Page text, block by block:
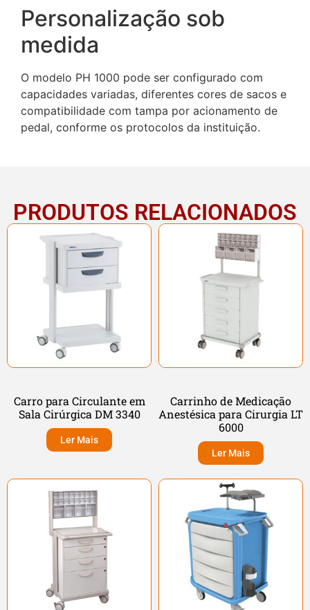
Personalização sob
medida
O modelo PH 1000 pode ser configurado com
capacidades variadas, diferentes cores de sacos e
compatibilidade com tampa por acionamento de
pedal, conforme os protocolos da instituição.
PRODUTOS RELACIONADOS
Carro para Circulante em
Sala Cirúrgica DM 3340
Ler Mais
Carrinho de Medicação
Anestésica para Cirurgia LT
6000
Ler Mais